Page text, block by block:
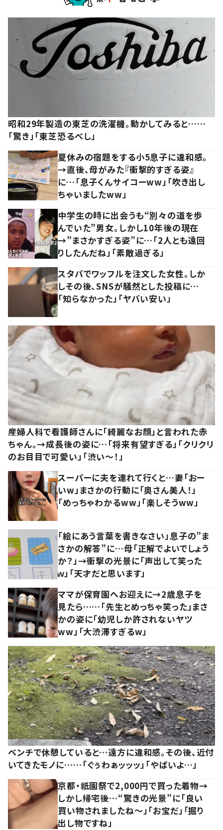
昭和29年製造の東芝の洗濯機。動かしてみると……
「驚き」「東芝恐るべし」
夏休みの宿題をする小5息子に違和感。
→直後、母がみた『衝撃的すぎる姿』
に…「息子くんサイコーww」「吹き出し
ちゃいましたww」
中学生の時に出会うも“別々の道を歩
んでいた”男女。しかし10年後の現在
→”まさかすぎる姿”に…「2人とも遠回
りしたんだね」「素敵過ぎる」
スタバでワッフルを注文した女性。しか
しその後、SNSが騒然とした投稿に…
「知らなかった」「ヤバい安い」
産婦人科で看護師さんに「綺麗なお顔」と言われた赤
ちゃん。→成長後の姿に…「将来有望すぎる」「クリクリ
のお目目で可愛い」「渋い～！」
スーパーに夫を連れて行くと…妻「おー
いw」まさかの行動に「奥さん美人！」
「めっちゃわかるww」「楽しそうww」
「絵にあう言葉を書きなさい」息子の”ま
さかの解答”に…母「正解でよいでしょう
か？」→衝撃の光景に「声出して笑った
ｗ」「天才だと思います」
ママが保育園へお迎えに→2歳息子を
見たら……「先生とめっちゃ笑った」まさ
かの姿に「幼児しか許されないヤツ
ww」「大渋滞すぎるw」
ベンチで休憩していると…遠方に違和感。その後、近付
いてきたモノに……「ぐぅわぁッッッ」「やばいよ…」
京都・祇園祭で2,000円で買った着物→
しかし帰宅後…“驚きの光景”に「良い
買い物されましたね～」「お宝だ」「掘り
出し物ですね」